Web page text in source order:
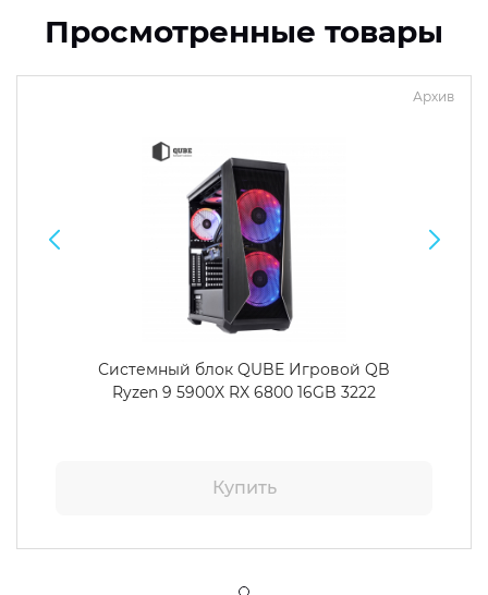
Просмотренные товары
Архив
Системный блок QUBE Игровой QB
Ryzen 9 5900X RX 6800 16GB 3222
Купить